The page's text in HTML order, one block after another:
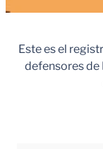
Este es el
defensores de